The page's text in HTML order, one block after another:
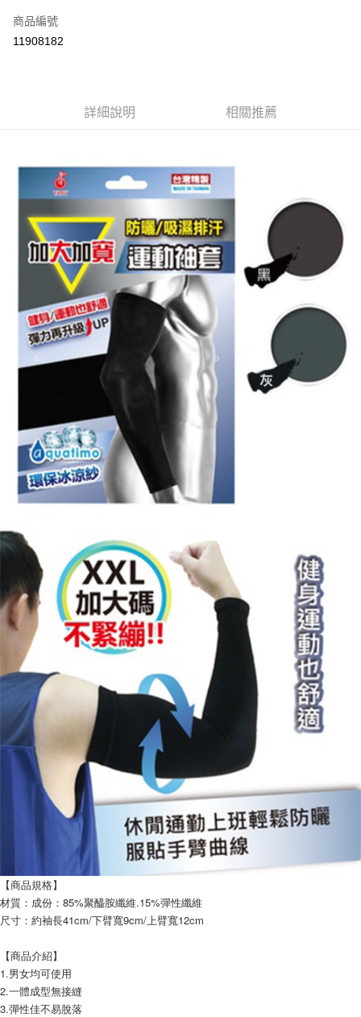
每筆NT$60，滿NT$599(含以上)免運費
付款後全家取貨
每筆NT$60，滿NT$599(含以上)免運費
每筆NT$60，滿NT$599(含以上)免運費
宅配
每筆NT$120，滿NT$1,999(含以上)免運費
商品編號
11908182
詳細說明 相關推薦
【商品規格】
材質：成份：85%聚醯胺纖維.15%彈性纖維
尺寸：約袖長41cm/下臂寬9cm/上臂寬12cm
【商品介紹】
1.男女均可使用
2.一體成型無接縫
3.彈性佳不易脫落